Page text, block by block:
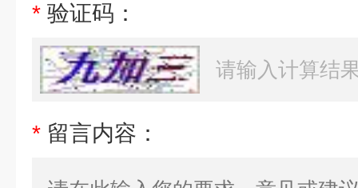
* 验证码：
* 留言内容：